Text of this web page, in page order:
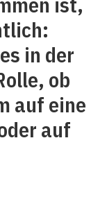
in der
ob
auf eine
auf